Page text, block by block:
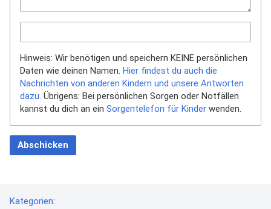
Hinweis: Wir benötigen und speichern KEINE persönlichen
Daten wie deinen Namen. Hier findest du auch die
Nachrichten von anderen Kindern und unsere Antworten
dazu. Übrigens: Bei persönlichen Sorgen oder Notfällen
kannst du dich an ein Sorgentelefon für Kinder wenden.
Abschicken
Kategorien: